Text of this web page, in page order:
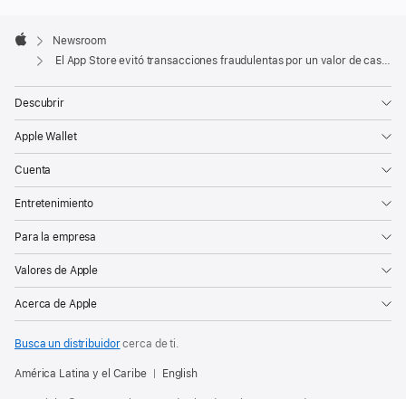
a
mantener
el
como
seguro
y
donde
descubrir
descargar
apps.
Footer

Apple
Newsroom
El App Store evitó transacciones fraudulentas por un valor de casi $1,500 millones de dólares en 2021
Descubrir
Apple Wallet
Cuenta
Entretenimiento
Para la empresa
Valores de Apple
Acerca de Apple
Busca un distribuidorcerca de ti.
América Latina y el Caribe English